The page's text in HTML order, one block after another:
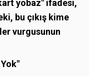
yobaz" ifadesi,
bu çıkış kime
vurgusunun